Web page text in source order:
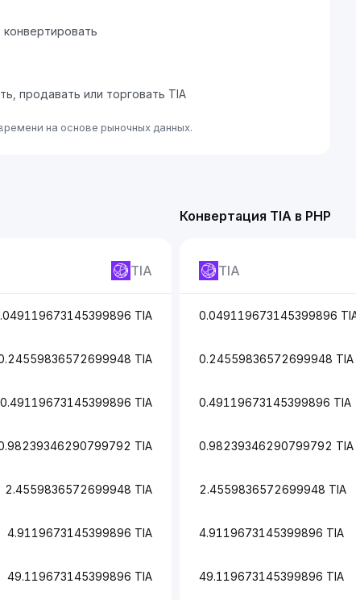
продавать или торговать TIA
на основе рыночных данных.
Конвертация TIA в PHP
TIA
0.049119673145399896
0.24559836572699948 TIA
0.49119673145399896 TIA
0.98239346290799792 TIA
2.4559836572699948 TIA
4.9119673145399896 TIA
49.119673145399896 TIA
TIA
TIA
TIA
0.49119673145399896 TIA
TIA
2.4559836572699948 TIA
4.9119673145399896 TIA
49.119673145399896 TIA